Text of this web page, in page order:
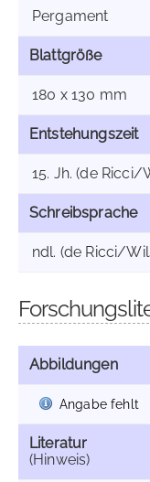
Pergament
Blattgröße
180 x 130 mm
Entstehungszeit
15. Jh. (de Ricci/
Schreibsprache
ndl. (de Ricci/
Abbildungen
Angabe fehlt
Literatur
(Hinweis)